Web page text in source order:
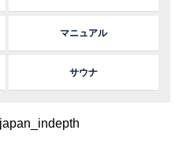
マニュアル
サウナ